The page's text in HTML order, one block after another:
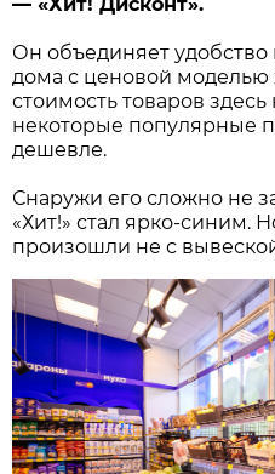
Он объединяет
дома с ценовой моделью
стоимость товаров здесь
некоторые популярные
дешевле.
Снаружи его сложно не
«Хит!» стал ярко-синим.
произошли не с